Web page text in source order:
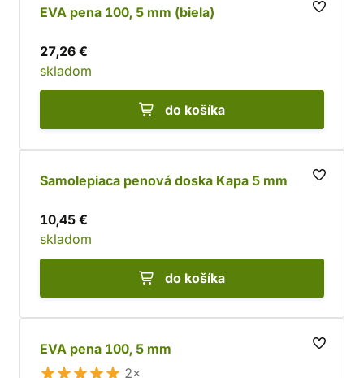
EVA pena 100, 5 mm (biela)
27,26 €
skladom
do košíka
Samolepiaca penová doska Kapa 5 mm
10,45 €
skladom
do košíka
EVA pena 100, 5 mm
2×